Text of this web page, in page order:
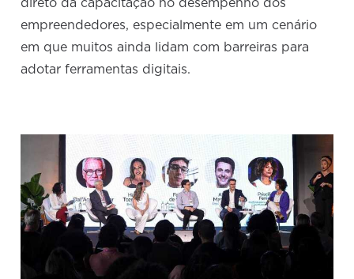
direto da capacitação no desempenho dos
empreendedores, especialmente em um cenário
em que muitos ainda lidam com barreiras para
adotar ferramentas digitais.